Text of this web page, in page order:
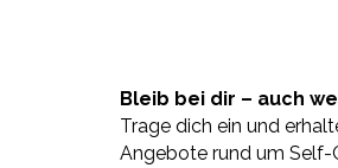
neue gedankliche,
Bleib bei dir – auch
Trage dich ein und
Angebote rund um Self-